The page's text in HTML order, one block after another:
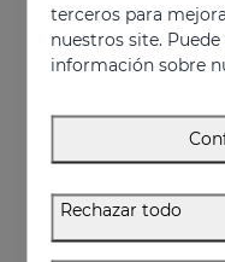
SESKAVEL Plus
terceros para
nuestros site.
información sobre
Rechazar todo